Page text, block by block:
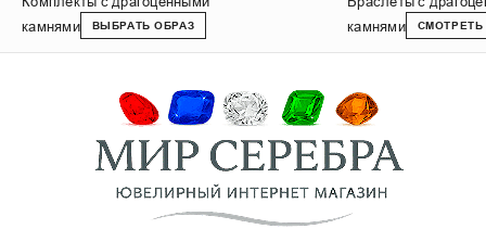
камнями
ВЫБРАТЬ ОБРАЗ
камнями
СМОТРЕТЬ